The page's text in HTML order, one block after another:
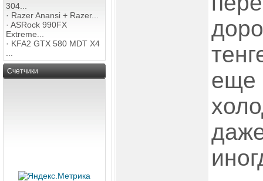
304...
· Razer Anansi + Razer...
· ASRock 990FX
Extreme...
· KFA2 GTX 580 MDT X4
Счетчики
еще